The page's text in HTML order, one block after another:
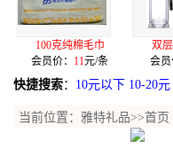
双层玻璃泡茶杯
会员价：32
快捷搜索： 10元以下 10-20元
当前位置： 雅特礼品>>首页